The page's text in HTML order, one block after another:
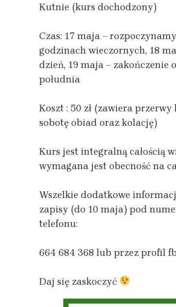
Kutnie (kurs dochodzony)
Czas: 17 maja –
godzinach wieczornych, 18
dzień, 19 maja – zakończenie
południa
Koszt : 50 zł (zawiera przerwy
sobotę obiad oraz kolację)
Kurs jest integralną całością
wymagana jest obecność na
Wszelkie dodatkowe
zapisy (do 10 maja) pod
telefonu:
664 684 368 lub przez profil fb
Daj się zaskoczyć